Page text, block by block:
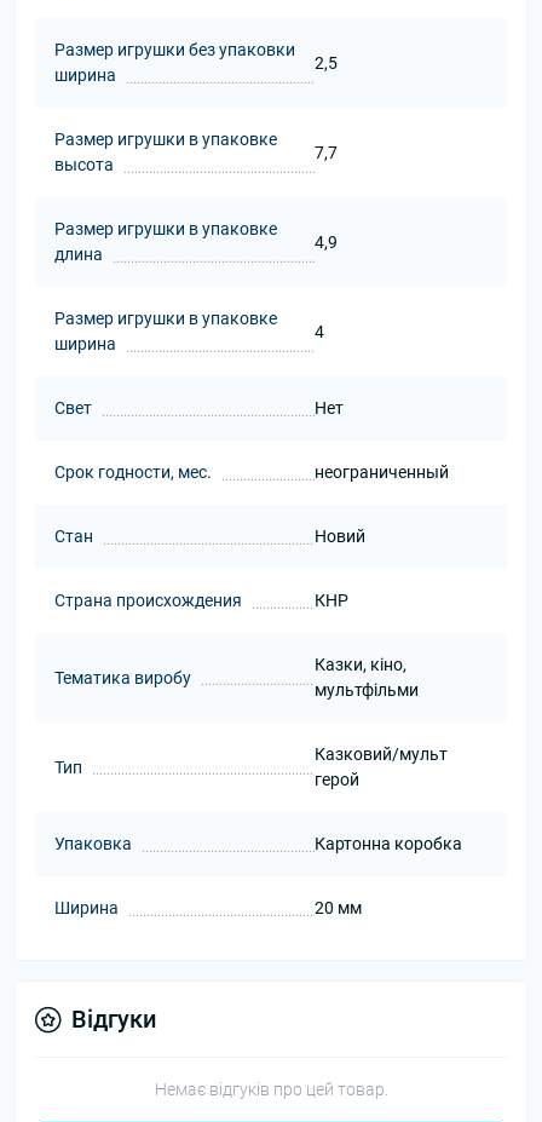
Размер игрушки без упаковки
ширина
2,5
Размер игрушки в упаковке
высота
7,7
Размер игрушки в упаковке
длина
4,9
Размер игрушки в упаковке
ширина
4
Свет Нет
Срок годности, мес. неограниченный
Стан Новий
Страна происхождения КНР
Тематика виробу
Казки, кіно,
мультфільми
Тип
Казковий/мульт
герой
Упаковка Картонна коробка
Ширина 20 мм
Відгуки
Немає відгуків про цей товар.